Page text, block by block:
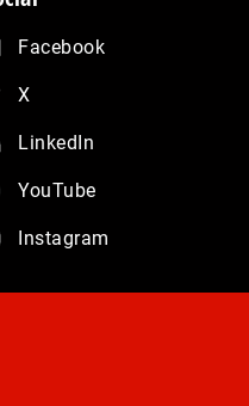
Facebook
X
LinkedIn
YouTube
Instagram